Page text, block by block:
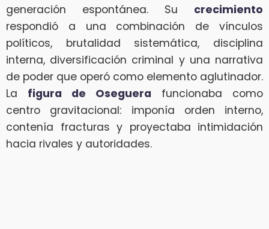
generación espontánea. Su crecimiento
respondió a una combinación de vínculos
políticos, brutalidad sistemática, disciplina
interna, diversificación criminal y una narrativa
de poder que operó como elemento aglutinador.
La figura de Oseguera funcionaba como
centro gravitacional: imponía orden interno,
contenía fracturas y proyectaba intimidación
hacia rivales y autoridades.